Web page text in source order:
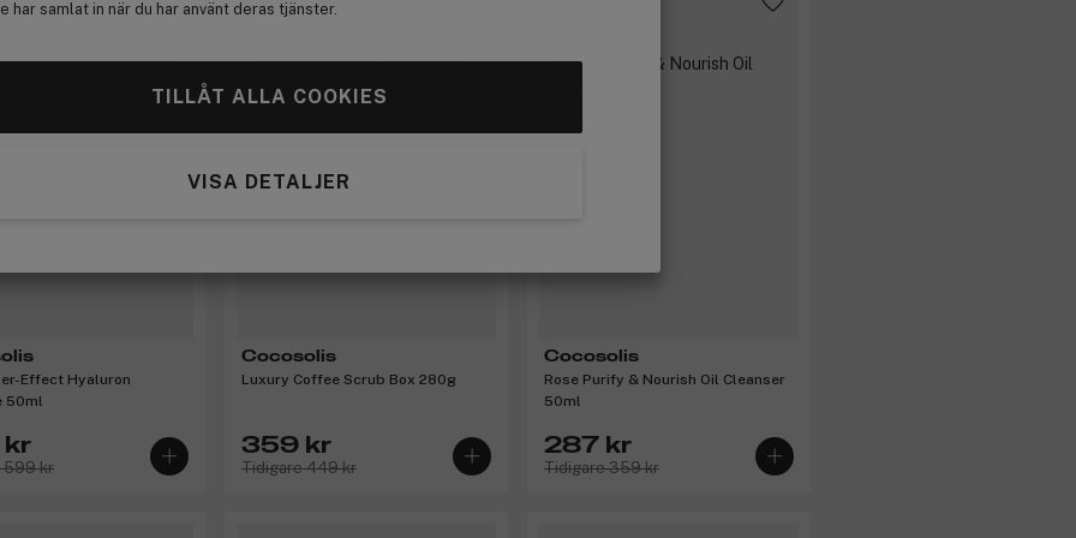
har samlat in när du har använt deras tjänster.
TILLÅT ALLA COOKIES
VISA DETALJER
Effect Hyaluron
50ml
599 kr
-20%
Cocosolis
Luxury Coffee Scrub Box 280g
359 kr
Tidigare 449 kr
Cocosolis
Rose Purify & Nourish Oil Cleanser
50ml
287 kr
Tidigare 359 kr